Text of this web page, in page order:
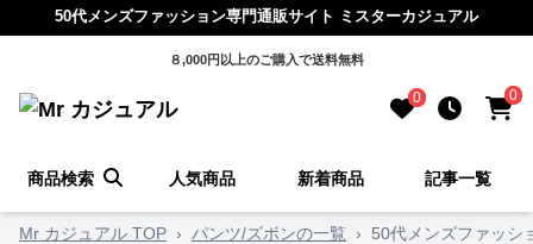
50代メンズファッション専門通販サイト ミスターカジュアル
８,000円以上のご購入で送料無料
0 0
商品検索 人気商品 新着商品 記事一覧
Mr カジュアル TOP › パンツ/ズボンの一覧 › 50代メンズファッシ